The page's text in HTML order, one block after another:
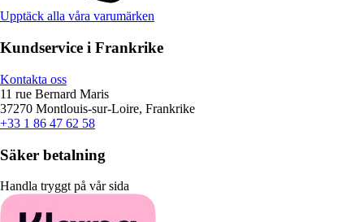
Upptäck alla våra varumärken
Kundservice i Frankrike
Kontakta oss
11 rue Bernard Maris
37270 Montlouis-sur-Loire, Frankrike
+33 1 86 47 62 58
Säker betalning
Handla tryggt på vår sida